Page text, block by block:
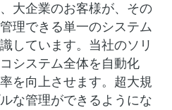
大企業のお客様が、その
理できる単一のシステム
しています。当社のソリ
システム全体を自動化
を向上させます。超大規
な管理ができるようにな